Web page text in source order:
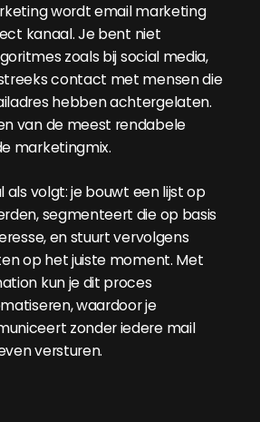
wordt email marketing
kanaal. Je bent niet
zoals bij social media,
contact met mensen die
hebben achtergelaten.
van de meest rendabele
marketingmix.
volgt: je bouwt een lijst op
segmenteert die op basis
en stuurt vervolgens
op het juiste moment. Met
kun je dit proces
waardoor je
zonder iedere mail
versturen.